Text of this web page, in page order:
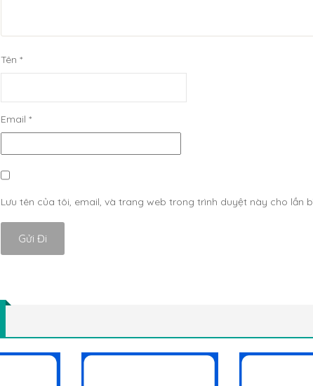
Tên *
Email *
Lưu tên của tôi, email, và trang web trong trình duyệt này cho lần